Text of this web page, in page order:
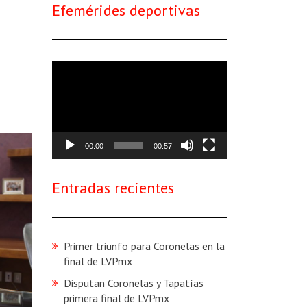
Efemérides deportivas
00:00 00:57
Entradas recientes
Primer triunfo para Coronelas en la
final de LVPmx
Disputan Coronelas y Tapatías
primera final de LVPmx